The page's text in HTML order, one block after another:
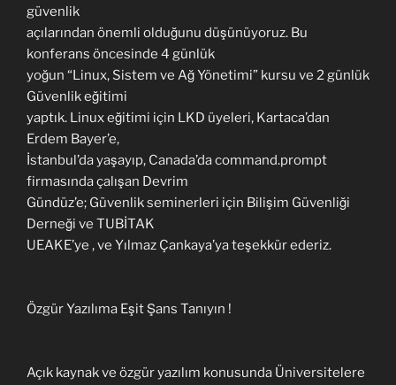
güvenlik
açılarından önemli olduğunu düşünüyoruz. Bu
konferans öncesinde 4 günlük
yoğun “Linux, Sistem ve Ağ Yönetimi” kursu ve 2 günlük
Güvenlik eğitimi
yaptık. Linux eğitimi için LKD üyeleri, Kartaca’dan
Erdem Bayer’e,
İstanbul’da yaşayıp, Canada’da command.prompt
firmasında çalışan Devrim
Gündüz’e; Güvenlik seminerleri için Bilişim Güvenliği
Derneği ve TUBİTAK
UEAKE’ye , ve Yılmaz Çankaya’ya teşekkür ederiz.
Özgür Yazılıma Eşit Şans Tanıyın !
Açık kaynak ve özgür yazılım konusunda Üniversitelere